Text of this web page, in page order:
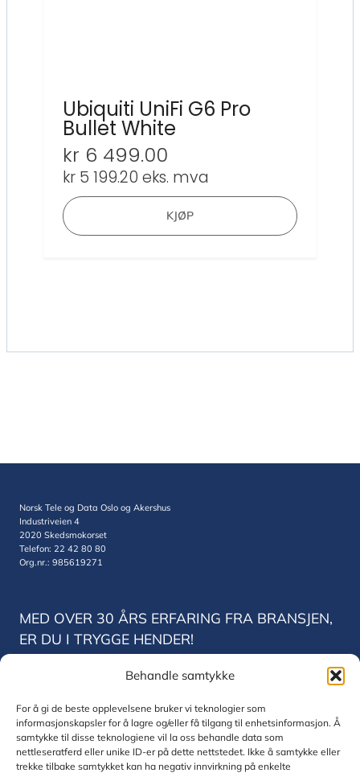
Behandle samtykke
For å gi de beste opplevelsene bruker vi teknologier som
informasjonskapsler for å lagre og/eller få tilgang til enhetsinformasjon. Å
samtykke til disse teknologiene vil la oss behandle data som
nettleseratferd eller unike ID-er på dette nettstedet. Ikke å samtykke eller
trekke tilbake samtykket kan ha negativ innvirkning på enkelte
Ubiquiti UniFi G6 Pro
Bullet White
kr 6 499.00
kr 5 199.20 eks. mva
KJØP
Norsk Tele og Data Oslo og Akershus
Industriveien 4
2020 Skedsmokorset
Telefon: 22 42 80 80
Org.nr.: 985619271
MED OVER 30 ÅRS ERFARING FRA BRANSJEN,
ER DU I TRYGGE HENDER!
Norsk Tele og Data Trondheim
7075 Trondheim
Telefon: 22 42 80 80
Org.nr.: 830771832